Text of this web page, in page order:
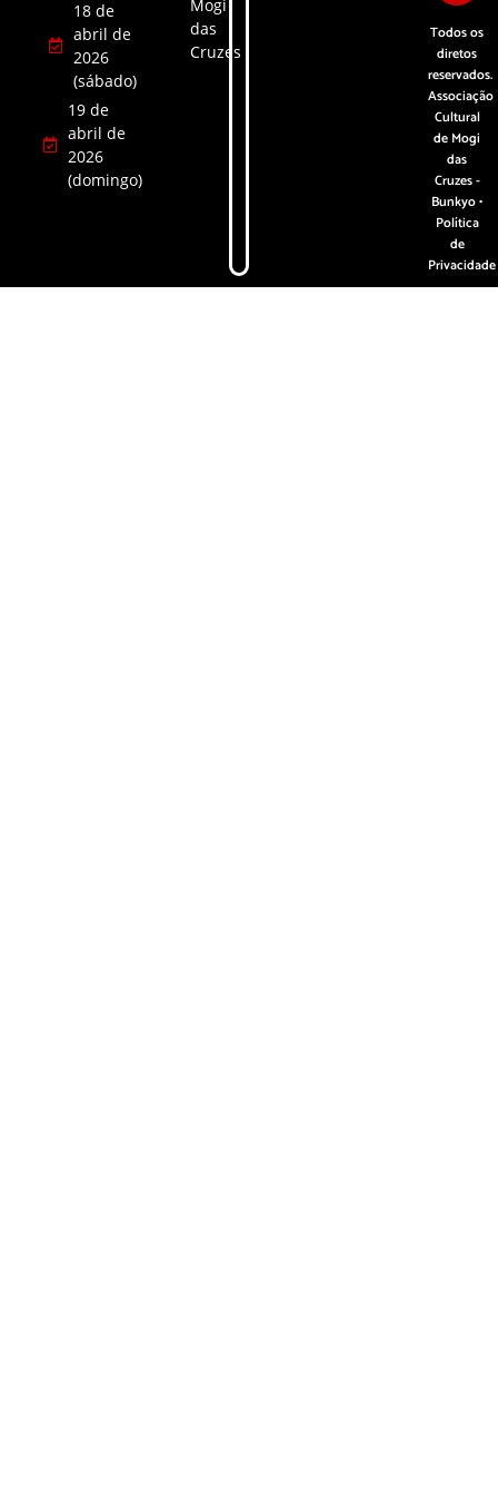
18 de
abril de
2026
(sábado)
19 de
abril de
2026
(domingo)
Mogi
das
Cruzes
Todos os
diretos
reservados.
Associação
Cultural
de Mogi
das
Cruzes -
Bunkyo •
Política
de
Privacidade